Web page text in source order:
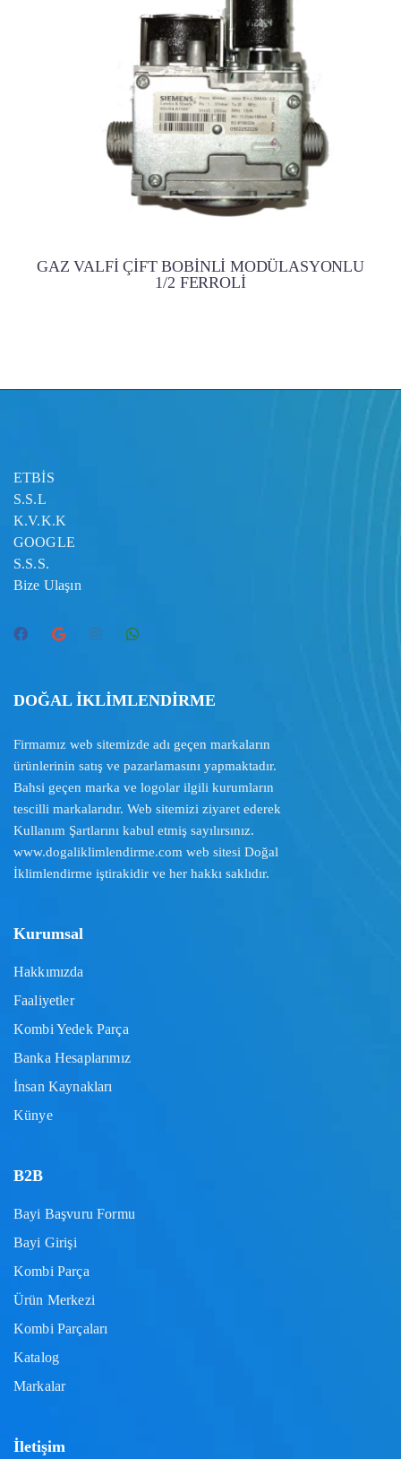
GAZ VALFİ ÇİFT BOBİNLİ MODÜLASYONLU
1/2 FERROLİ
ETBİS
S.S.L
K.V.K.K
GOOGLE
S.S.S.
Bize Ulaşın
DOĞAL İKLİMLENDİRME
Firmamız web sitemizde adı geçen markaların
ürünlerinin satış ve pazarlamasını yapmaktadır.
Bahsi geçen marka ve logolar ilgili kurumların
tescilli markalarıdır. Web sitemizi ziyaret ederek
Kullanım Şartlarını kabul etmiş sayılırsınız.
www.dogaliklimlendirme.com web sitesi Doğal
İklimlendirme iştirakidir ve her hakkı saklıdır.
Kurumsal
Hakkımızda
Faaliyetler
Kombi Yedek Parça
Banka Hesaplarımız
İnsan Kaynakları
Künye
B2B
Bayi Başvuru Formu
Bayi Girişi
Kombi Parça
Ürün Merkezi
Kombi Parçaları
Katalog
Markalar
İletişim